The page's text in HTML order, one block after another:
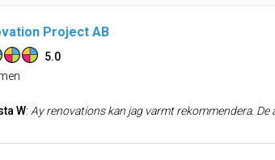
Project AB
5.0
W: Ay renovations kan jag varmt rekommendera. De är otroligt punktliga och håller sin tidsplan, vilket gör hela processen trygg och smidig. Arbetet utförs alltid noggrant och